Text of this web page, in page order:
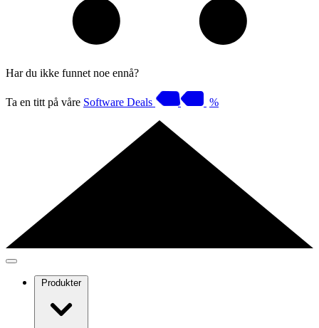
Har du ikke funnet noe ennå?
Ta en titt på våre Software Deals %
Produkter